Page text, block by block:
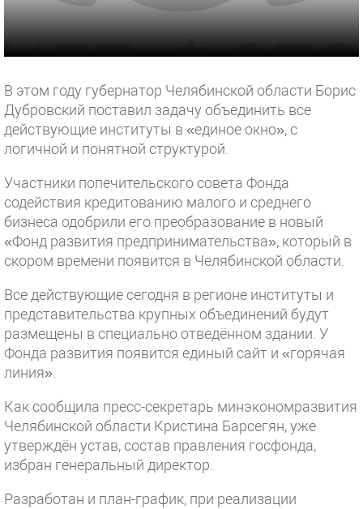
В этом году губернатор Челябинской области Борис
Дубровский поставил задачу объединить все
действующие институты в «единое окно», с
логичной и понятной структурой.
Участники попечительского совета Фонда
содействия кредитованию малого и среднего
бизнеса одобрили его преобразование в новый
«Фонд развития предпринимательства», который в
скором времени появится в Челябинской области.
Все действующие сегодня в регионе институты и
представительства крупных объединений будут
размещены в специально отведённом здании. У
Фонда развития появится единый сайт и «горячая
линия».
Как сообщила пресс-секретарь минэкономразвития
Челябинской области Кристина Барсегян, уже
утверждён устав, состав правления госфонда,
избран генеральный директор.
Разработан и план-график, при реализации